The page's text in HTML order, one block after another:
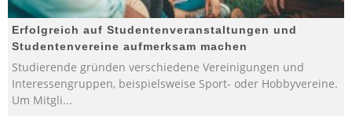
Erfolgreich auf Studentenveranstaltungen und
Studentenvereine aufmerksam machen
Studierende gründen verschiedene Vereinigungen und
Interessengruppen, beispielsweise Sport- oder Hobbyvereine.
Um Mitgli...